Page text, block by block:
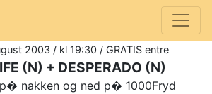
2003 / kl 19:30 / GRATIS entre
(N) + DESPERADO (N)
nakken og ned p� 1000Fryd